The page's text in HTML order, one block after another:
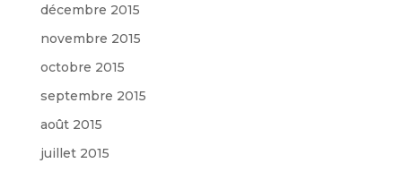
décembre 2015
novembre 2015
octobre 2015
septembre 2015
août 2015
juillet 2015